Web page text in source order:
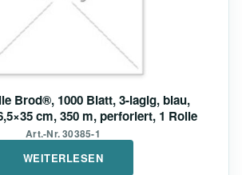
Brod®, 1000 Blatt, 3-lagig, blau,
cm, 350 m, perforiert, 1 Rolle
Art.-Nr. 30385-1
WEITERLESEN